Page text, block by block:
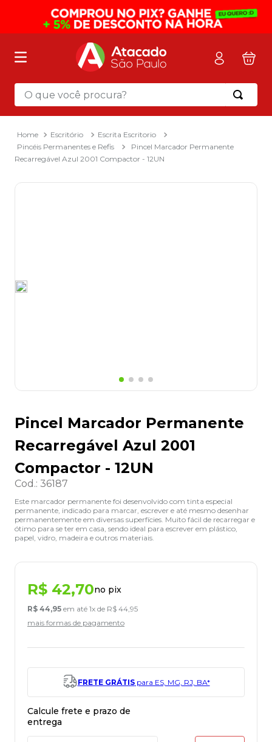
O que você procura?
Escritório
Escrita Escritorio
Pincéis Permanentes e Refis
Pincel Marcador Permanente
Recarregável Azul 2001 Compactor - 12UN
Pincel Marcador Permanente
Recarregável Azul 2001
Compactor - 12UN
Cod.: 36187
Este marcador permanente foi desenvolvido com tinta especial
permanente, indicado para marcar, escrever e até mesmo desenhar
permanentemente em diversas superfícies. Muito fácil de recarregar e
ótimo para se ter em casa, sendo ideal para escrever em plástico,
papel, vidro, madeira e outros materiais.
R$ 42,70no pix
R$ 44,95 em até 1x de R$ 44,95
mais formas de pagamento
FRETE GRÁTISpara ES, MG, RJ, BA*
Termos mais buscados
mochila
2º sacola
8